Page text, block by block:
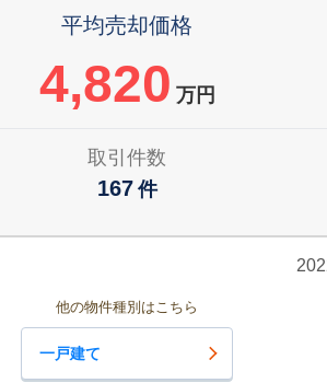
平均売却価格
4,820 万円
取引件数
167 件
他の物件種別はこちら
一戸建て